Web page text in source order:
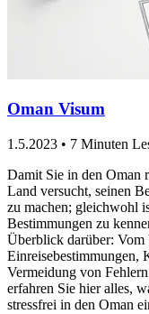
Oman Visum
1.5.2023 • 7 Minuten
Damit Sie in den Oman
Land versucht, seinen
zu machen; gleichwohl
Bestimmungen zu
Überblick darüber: Vom
Einreisebestimmungen,
Vermeidung von
erfahren Sie hier alles,
stressfrei in den Oman